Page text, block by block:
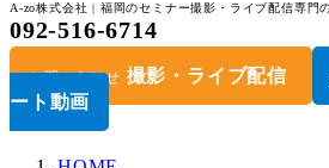
A-zo株式会社 | 福岡のセミナー撮影・ライブ配信専門
092-516-6714
お問い合わせ 撮影・ライブ配信
ート動画